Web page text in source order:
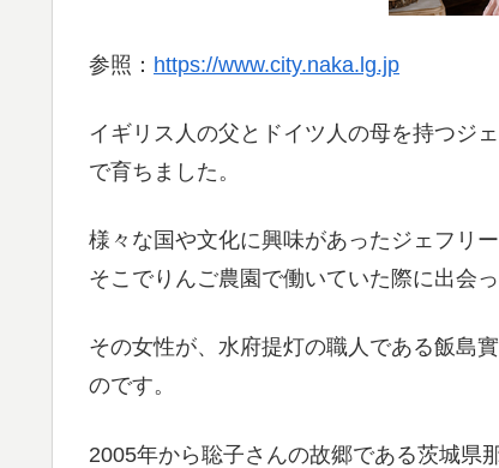
参照： https://www.city.naka.lg.jp
イギリス人の父とドイツ人の母を持つジ
で育ちました。
様々な国や文化に興味があったジェフリ
そこでりんご農園で働いていた際に出会
その女性が、水府提灯の職人である飯島
のです。
2005年から聡子さんの故郷である茨城県